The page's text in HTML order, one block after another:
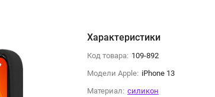
Характеристики
Код товара: 109-892
Модели Apple: iPhone 13
Материал: силикон